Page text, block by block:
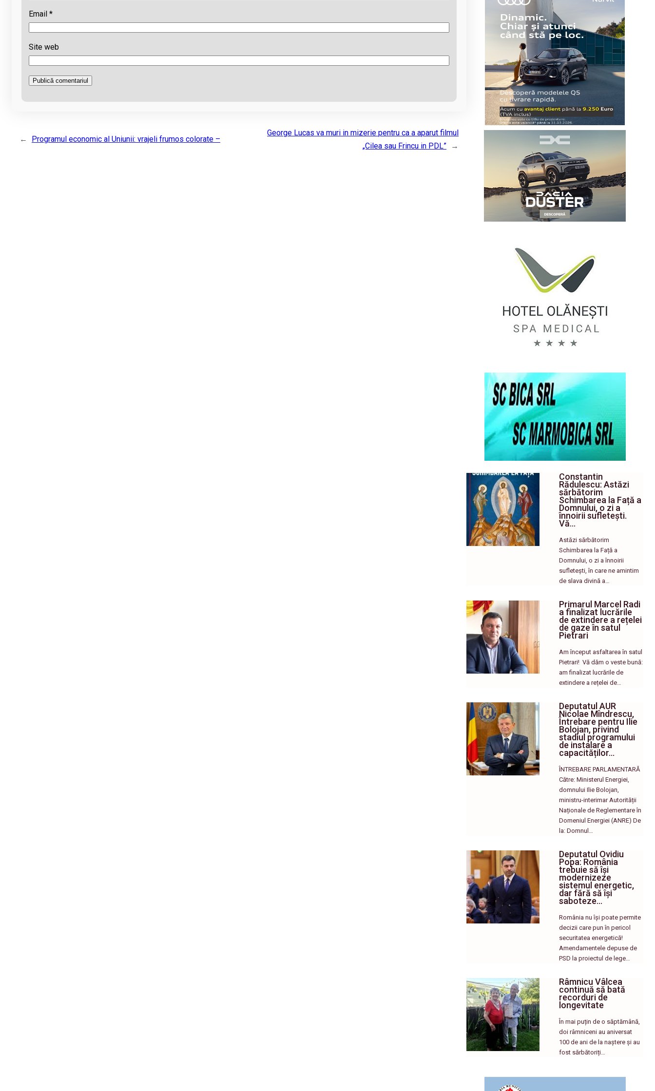
Email *
Site web
← Programul economic al Uniunii: vrajeli frumos colorate –
George Lucas va muri in mizerie pentru ca a aparut filmul
„Cilea sau Frincu in PDL”
→
Constantin
Rădulescu: Astăzi
sărbătorim
Schimbarea la Față a
Domnului, o zi a
înnoirii sufletești.
Vă…
Astăzi sărbătorim
Schimbarea la Față a
Domnului, o zi a înnoirii
sufletești, în care ne amintim
de slava divină a…
Primarul Marcel Radi
a finalizat lucrările
de extindere a rețelei
de gaze în satul
Pietrari
Am început asfaltarea în satul
Pietrari! ​ Vă dăm o veste bună:
am finalizat lucrările de
extindere a rețelei de…
Deputatul AUR
Nicolae Mîndrescu,
Întrebare pentru Ilie
Bolojan, privind
stadiul programului
de instalare a
capacităților…
ÎNTREBARE PARLAMENTARĂ
Către: Ministerul Energiei,
domnului Ilie Bolojan,
ministru-interimar Autorității
Naționale de Reglementare în
Domeniul Energiei (ANRE) De
la: Domnul…
Deputatul Ovidiu
Popa: România
trebuie să își
modernizeze
sistemul energetic,
dar fără să își
saboteze…
România nu își poate permite
decizii care pun în pericol
securitatea energetică!
Amendamentele depuse de
PSD la proiectul de lege…
Râmnicu Vâlcea
continuă să bată
recorduri de
longevitate
În mai puțin de o săptămână,
doi râmniceni au aniversat
100 de ani de la naștere și au
fost sărbătoriți…